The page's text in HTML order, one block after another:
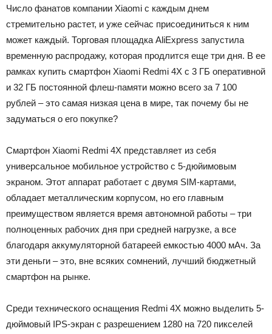
Число фанатов компании Xiaomi с каждым днем
стремительно растет, и уже сейчас присоединиться к ним
может каждый. Торговая площадка AliExpress запустила
временную распродажу, которая продлится еще три дня. В ее
рамках купить смартфон Xiaomi Redmi 4X с 3 ГБ оперативной
и 32 ГБ постоянной флеш-памяти можно всего за 7 100
рублей – это самая низкая цена в мире, так почему бы не
задуматься о его покупке?
Смартфон Xiaomi Redmi 4X представляет из себя
универсальное мобильное устройство с 5-дюйимовым
экраном. Этот аппарат работает с двумя SIM-картами,
обладает металлическим корпусом, но его главным
преимуществом является время автономной работы – три
полноценных рабочих дня при средней нагрузке, а все
благодаря аккумуляторной батареей емкостью 4000 мАч. За
эти деньги – это, вне всяких сомнений, лучший бюджетный
смартфон на рынке.
Среди технического оснащения Redmi 4X можно выделить 5-
дюймовый IPS-экран с разрешением 1280 на 720 пикселей